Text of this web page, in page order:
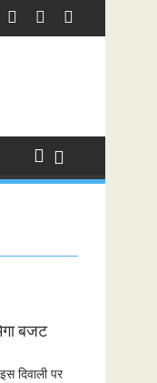
बजट
दिवाली पर